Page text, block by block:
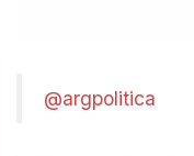
@argpolitica